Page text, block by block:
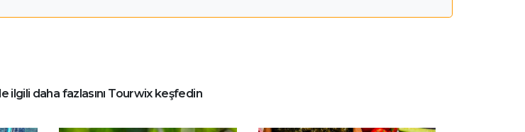
ilgili daha fazlasını Tourwix keşfedin